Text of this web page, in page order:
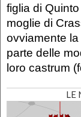
figlia di
moglie di
ovviamente
parte delle
loro castrum
LE